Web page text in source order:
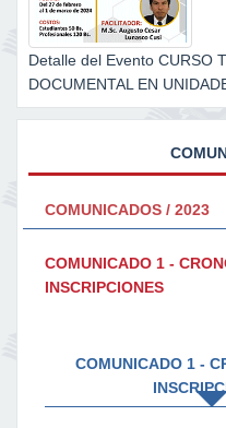
Detalle del Evento CURSO
DOCUMENTAL EN
COMUNICADOS / 2023
COMUNICADO 1 -
INSCRIPCIONES
COMUNICADO 1 -